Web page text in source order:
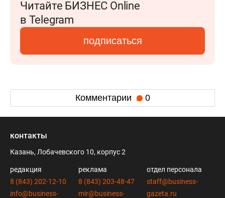
Читайте БИЗНЕС Online
в Telegram
подписаться
Комментарии 0
контакты
Казань, Лобачевского 10, корпус 2
редакция
8 (843) 202-12-10
info@business-
реклама
8 (843) 203-48-47
mir@business-
отдел персонала
staff@business-
gazeta.ru